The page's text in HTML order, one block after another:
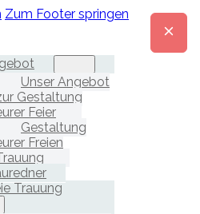
Zum Footer springen
Unser Angebot
Gestaltung
Feier
Gestaltung
Freien
Trauung